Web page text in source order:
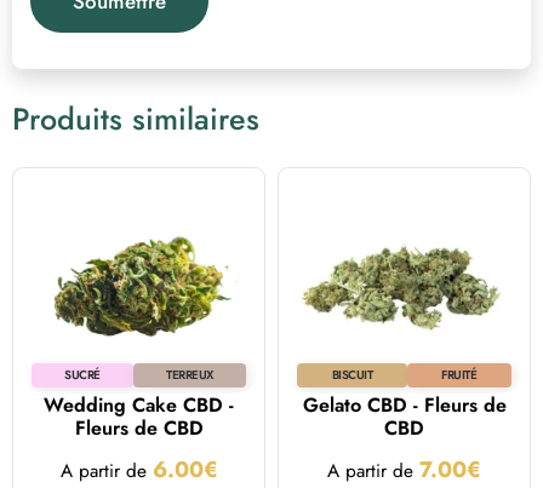
Produits similaires
SUCRÉ TERREUX
Wedding Cake CBD -
Fleurs de CBD
A partir de 6.00€
BISCUIT FRUITÉ
Gelato CBD - Fleurs de
CBD
A partir de 7.00€